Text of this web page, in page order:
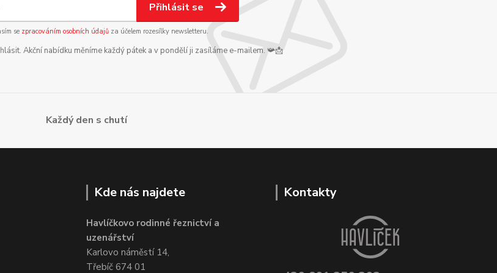
Přihlásit se
se zpracováním osobních údajůza účelem rozesílky newsletteru.
Akční nabídku měníme každý pátek a v pondělí ji zasíláme e-mailem. 📯📩
Každý den s chutí
Kde nás najdete
Havlíčkovo rodinné řeznictví a
uzenářství
Karlovo náměstí 14,
Třebíč 674 01
Kontakty